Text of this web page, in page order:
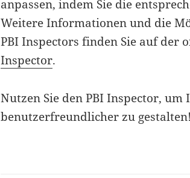
anpassen, indem Sie die
Weitere Informationen und die
PBI Inspectors finden Sie auf der
Inspector.
Nutzen Sie den PBI Inspector,
benutzerfreundlicher zu gestalten!